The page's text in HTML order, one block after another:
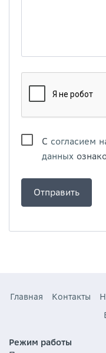
С согласием
данных
Главная Контакты
Режим работы